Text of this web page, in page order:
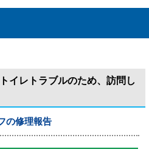
イレトラブルのため、訪問し
の修理報告